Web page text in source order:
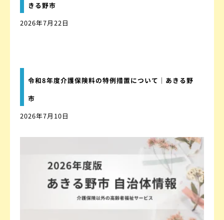
きる野市
2026年7月22日
令和8年度介護保険料の特例措置について｜あきる野
市
2026年7月10日